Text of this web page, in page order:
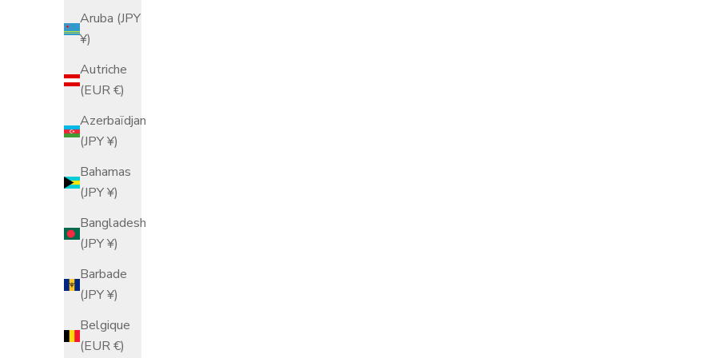
Aruba (JPY
¥)
Autriche
(EUR €)
Azerbaïdjan
(JPY ¥)
Bahamas
(JPY ¥)
Bangladesh
(JPY ¥)
Barbade
(JPY ¥)
Belgique
(EUR €)